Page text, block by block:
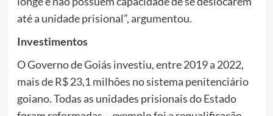
até a unidade prisional”, argumentou.
Investimentos
O Governo de Goiás investiu, entre 2019 a 2022,
mais de R$ 23,1 milhões no sistema penitenciário
goiano. Todas as unidades prisionais do Estado